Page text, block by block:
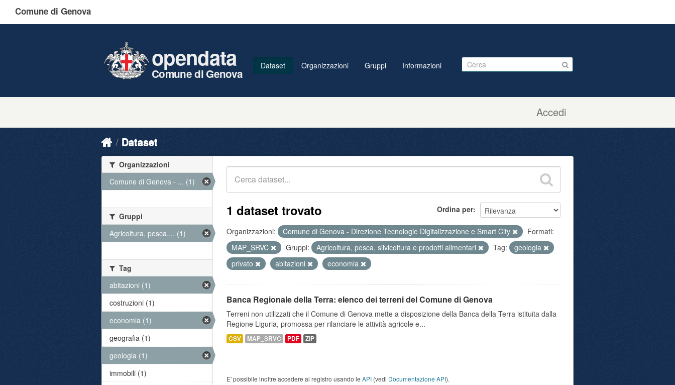
Comune di Genova
Accedi
opendata
Comune di Genova
Dataset Organizzazioni Gruppi Informazioni
Dataset
Ordina per
1 dataset trovato
Organizzazioni: Comune di Genova - Direzione Tecnologie Digitalizzazione e Smart City
Formati:
MAP_SRVC
Gruppi: Agricoltura, pesca, silvicoltura e prodotti alimentari Tag:
geologia
privato
abitazioni economia
Banca Regionale della Terra: elenco dei terreni del Comune di Genova
Terreni non utilizzati che il Comune di Genova mette a disposizione della Banca della Terra istituita dalla
Regione Liguria, promossa per rilanciare le attività agricole e...
CSV MAP_SRVC PDF ZIP
E' possibile inoltre accedere al registro usando le API (vedi Documentazione API).
Organizzazioni
Comune di Genova - ... (1)
Gruppi
Agricoltura, pesca,... (1)
Tag
abitazioni (1)
costruzioni (1)
economia (1)
geografia (1)
geologia (1)
immobili (1)